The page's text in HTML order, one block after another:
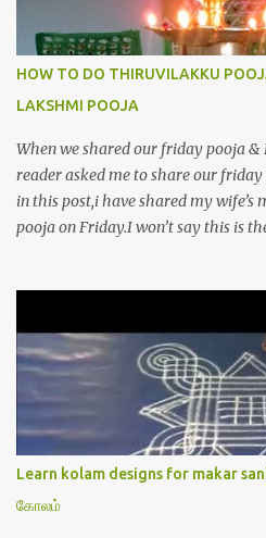
HOW TO DO THIRUVILAKKU
LAKSHMI POOJA
When we shared our friday pooja
reader asked me to share our
in this post,i have shared my
pooja on Friday.I won’t say this is
Lakshmi poojai with Thiruvilakku
kolam,Hridayakamalam kolam
stotram/slokas along with 108 potri
in Tamil.I have tried my best to
u will find it helpful.I have attached
book “ Jayamangala sthothram”. I
upachara pooja sthothram in Tamil
this pictures in your website,please
Learn kolam designs for makar
கோலம்